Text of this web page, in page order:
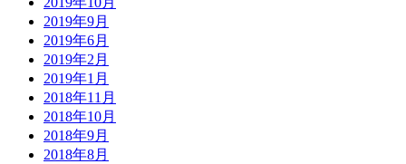
2019年9月
2019年6月
2019年2月
2019年1月
2018年11月
2018年10月
2018年9月
2018年8月